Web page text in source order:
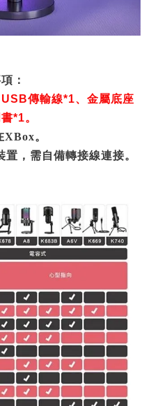
：
USB傳輸線*1、 金屬底座
*1。
。
，需自備轉接線連接。